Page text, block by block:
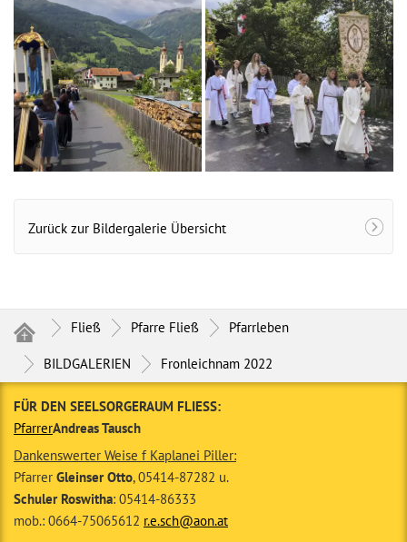
Zurück zur Bildergalerie Übersicht
Fließ Pfarre Fließ Pfarrleben
BILDGALERIEN Fronleichnam 2022
FÜR DEN SEELSORGERAUM FLIESS:
PfarrerAndreas Tausch
Dankenswerter Weise f Kaplanei Piller:
Pfarrer Gleinser Otto, 05414-87282 u.
Schuler Roswitha: 05414-86333
mob.: 0664-75065612 r.e.sch@aon.at